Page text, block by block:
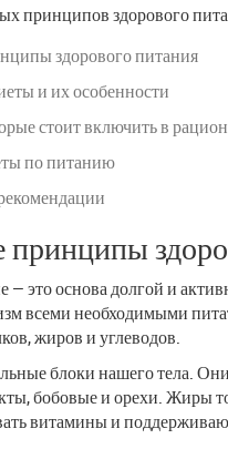
принципов здорового
здорового питания
и их особенности
стоит включить в рацион
по питанию
— это основа долгой и
всеми необходимыми
жиров и углеводов.
блоки нашего тела.
бобовые и орехи. Жиры
витамины и